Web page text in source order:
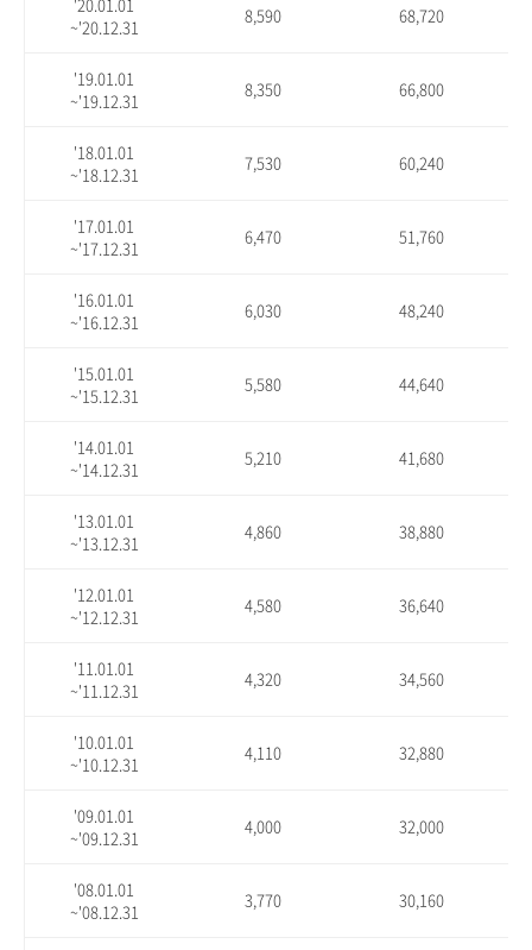
~'20.12.31
8,590 68,720
'19.01.01
~'19.12.31
8,350 66,800
'18.01.01
~'18.12.31
7,530 60,240
'17.01.01
~'17.12.31
6,470 51,760
'16.01.01
~'16.12.31
6,030 48,240
'15.01.01
~'15.12.31
5,580 44,640
'14.01.01
~'14.12.31
5,210 41,680
'13.01.01
~'13.12.31
4,860 38,880
'12.01.01
~'12.12.31
4,580 36,640
'11.01.01
~'11.12.31
4,320 34,560
'10.01.01
~'10.12.31
4,110 32,880
'09.01.01
~'09.12.31
4,000 32,000
'08.01.01
~'08.12.31
3,770 30,160